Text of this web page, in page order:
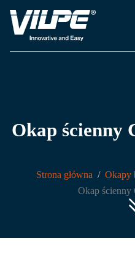
Okap ścienny
Strona główna Okapy
Okap